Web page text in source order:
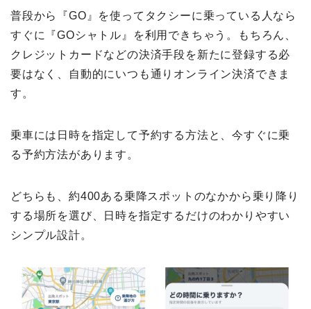
普段から『GO』を使ってタクシーに乗っている人なら
すぐに『GOシャトル』を利用できちゃう。もちろん、
クレジットカードなどの決済手段を新たに登録する必
要はなく、自動的にいつも通りオンライン決済できま
す。
乗車には日時を指定して予約する方法と、今すぐに乗
る予約方法があります。
どちらも、約400ある乗降スポットのなかから乗り降り
する場所を選び、日時を指定するだけのわかりやすい
シンプル設計。